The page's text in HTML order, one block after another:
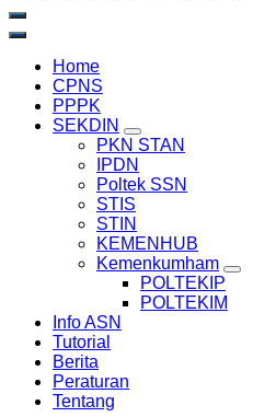
Home
CPNS
PPPK
SEKDIN
PKN STAN
IPDN
Poltek SSN
STIS
STIN
KEMENHUB
Kemenkumham
POLTEKIP
POLTEKIM
Info ASN
Tutorial
Berita
Peraturan
Tentang